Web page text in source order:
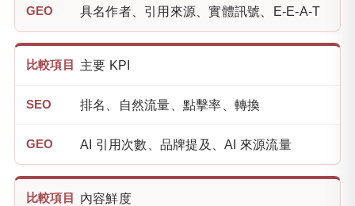
具名作者、引用來源、實體訊號、E-E-A-T
主要 KPI
排名、自然流量、點擊率、轉換
AI 引用次數、品牌提及、AI 來源流量
內容鮮度